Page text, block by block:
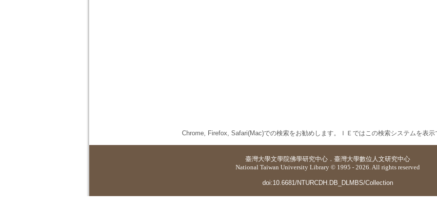
Chrome, Firefox, Safari(Mac)での検索をお勧めします。ＩＥではこの検索システムを表示
臺灣大學文學院佛學研究中心 ． 臺灣大學數位人文研究中心
National Taiwan University Library © 1995 - 2026. All rights reserved
doi:10.6681/NTURCDH.DB_DLMBS/Collection